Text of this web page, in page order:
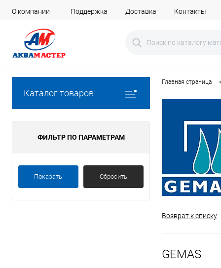
О компании Поддержка Доставка Контакты
Каталог товаров
ФИЛЬТР ПО ПАРАМЕТРАМ
Показать Сбросить
Главная страница
Возврат к списку
GEMAS